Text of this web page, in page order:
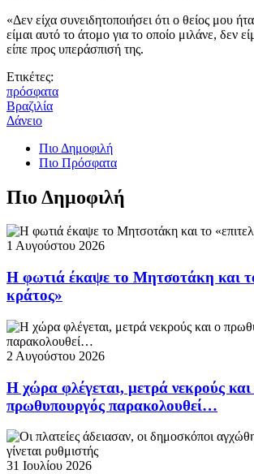
«Δεν είχα συνειδητοποιήσει ότι ο θείος μου
είμαι αυτό το άτομο για το οποίο μιλάνε, δεν
είπε προς υπεράσπισή της.
Ετικέτες:
πρόσφατα
Βραζιλία
Δάνειο
Πιο Δημοφιλή
Πιο Πρόσφατα
Πιο Δημοφιλή
1 Αυγούστου 2026
Η φωτιά έκαψε το Μητσοτάκη και το
κράτος»
2 Αυγούστου 2026
Η χώρα φλέγεται, μετρά νεκρούς και
πρωθυπουργός παρακολουθεί…
31 Ιουλίου 2026